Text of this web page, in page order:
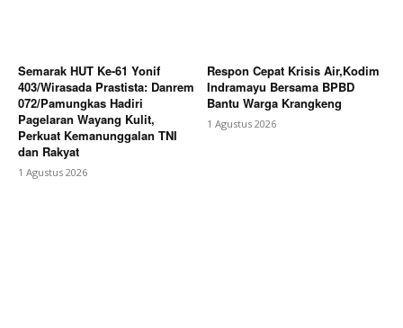
Semarak HUT Ke-61 Yonif
403/Wirasada Prastista: Danrem
072/Pamungkas Hadiri
Pagelaran Wayang Kulit,
Perkuat Kemanunggalan TNI
dan Rakyat
1 Agustus 2026
Respon Cepat Krisis Air,Kodim
Indramayu Bersama BPBD
Bantu Warga Krangkeng
1 Agustus 2026